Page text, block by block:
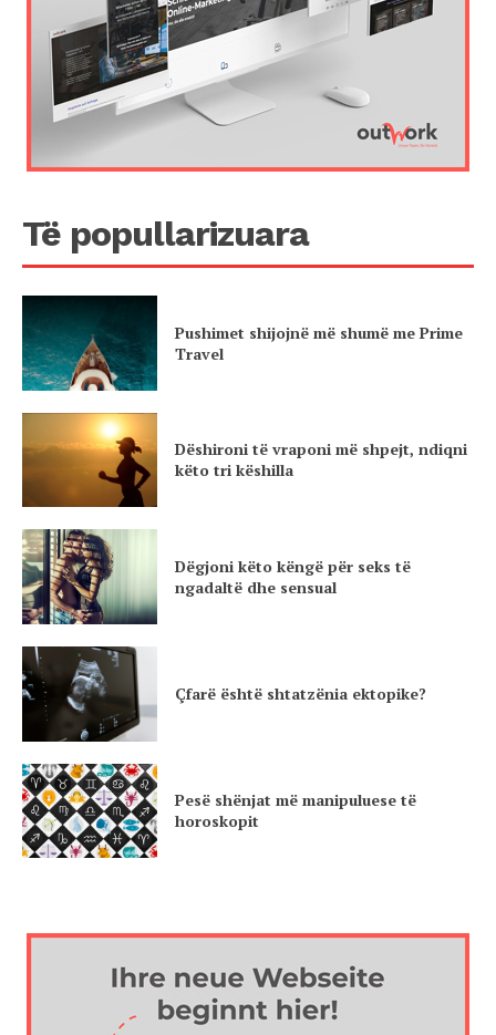
Të popullarizuara
Pushimet shijojnë më shumë me Prime
Travel
Dëshironi të vraponi më shpejt, ndiqni
këto tri këshilla
Dëgjoni këto këngë për seks të
ngadaltë dhe sensual
Çfarë është shtatzënia ektopike?
Pesë shënjat më manipuluese të
horoskopit